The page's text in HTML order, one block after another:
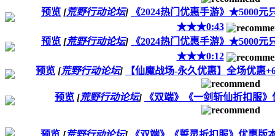
预览 [荒野行动论坛]
《2024热门优惠手游》★5000
★★★0:43
预览 [荒野行动论坛]
《2024热门优惠手游》★5000
★★★0:12
预览 [荒野行动论坛] 【仙魔战场-永久优惠】全场优惠
预览 [荒野行动论坛] 《双端》《一剑斩仙折扣服